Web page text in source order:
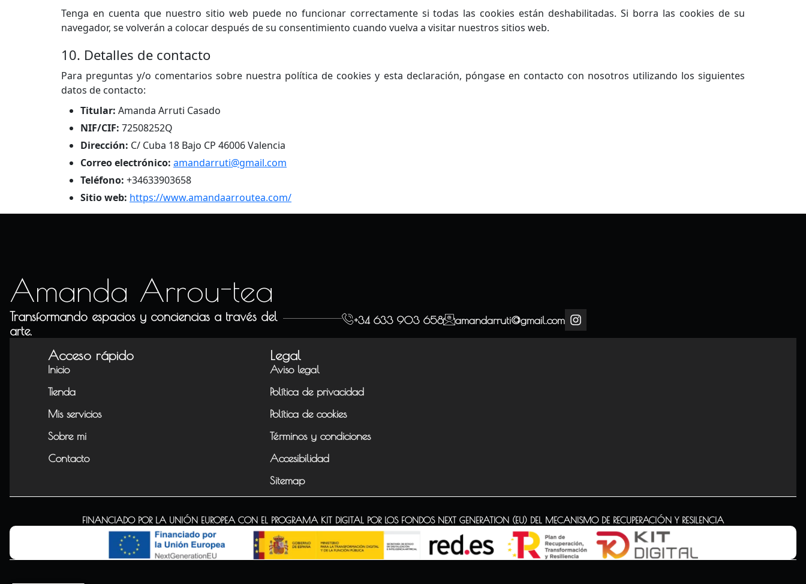
Tenga en cuenta que nuestro sitio web puede no funcionar correctamente si todas las cookies están deshabilitadas. Si borra las cookies de su
navegador, se volverán a colocar después de su consentimiento cuando vuelva a visitar nuestros sitios web.
10. Detalles de contacto
Para preguntas y/o comentarios sobre nuestra política de cookies y esta declaración, póngase en contacto con nosotros utilizando los siguientes
datos de contacto:
Titular: Amanda Arruti Casado
NIF/CIF: 72508252Q
Dirección: C/ Cuba 18 Bajo CP 46006 Valencia
Correo electrónico: amandarruti@gmail.com
Teléfono: +34633903658
Sitio web: https://www.amandaarroutea.com/
Amanda Arrou-tea
Transformando espacios y conciencias a través del
arte.
+34 633 903 658 amandarruti@gmail.com
Acceso rápido
Inicio
Tienda
Mis servicios
Sobre mi
Contacto
Legal
Aviso legal
Política de privacidad
Política de cookies
Términos y condiciones
Accesibilidad
Sitemap
FINANCIADO POR LA UNIÓN EUROPEA CON EL PROGRAMA KIT DIGITAL POR LOS FONDOS NEXT GENERATION (EU) DEL MECANISMO DE RECUPERACIÓN Y RESILENCIA